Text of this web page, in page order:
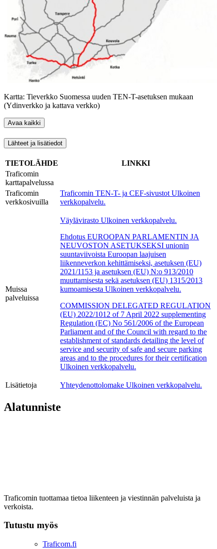
Kartta: Tieverkko Suomessa uuden TEN-T-asetuksen mukaan
(Ydinverkko ja kattava verkko)
Avaa kaikki
Lähteet ja lisätiedot
TIETOLÄHDE
LINKKI
Traficomin
karttapalvelussa
Traficomin
verkkosivuilla
Traficomin TEN-T- ja CEF-sivustot Ulkoinen
verkkopalvelu.
Muissa
palveluissa
Väylävirasto Ulkoinen verkkopalvelu.
Ehdotus EUROOPAN PARLAMENTIN JA
NEUVOSTON ASETUKSEKSI unionin
suuntaviivoista Euroopan laajuisen
liikenneverkon kehittämiseksi, asetuksen (EU)
2021/1153 ja asetuksen (EU) N:o 913/2010
muuttamisesta sekä asetuksen (EU) 1315/2013
kumoamisesta Ulkoinen verkkopalvelu.
COMMISSION DELEGATED REGULATION
(EU) 2022/1012 of 7 April 2022 supplementing
Regulation (EC) No 561/2006 of the European
Parliament and of the Council with regard to the
establishment of standards detailing the level of
service and security of safe and secure parking
areas and to the procedures for their certification
Ulkoinen verkkopalvelu.
Lisätietoja Yhteydenottolomake Ulkoinen verkkopalvelu.
Alatunniste
Traficomin tuottamaa tietoa liikenteen ja viestinnän palveluista ja
verkoista.
Tutustu myös
Traficom.fi